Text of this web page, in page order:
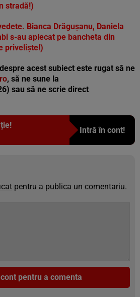
stradă!)
Bianca Drăgușanu, Daniela
s-au aplecat pe bancheta din
priveliște!)
acest subiect este rugat să ne
, să ne sune la
sau să ne scrie direct
Intră în cont!
pentru a publica un comentariu.
pentru a comenta